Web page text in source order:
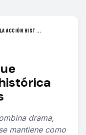
ACCIÓN HIST...
drama,
mantiene como